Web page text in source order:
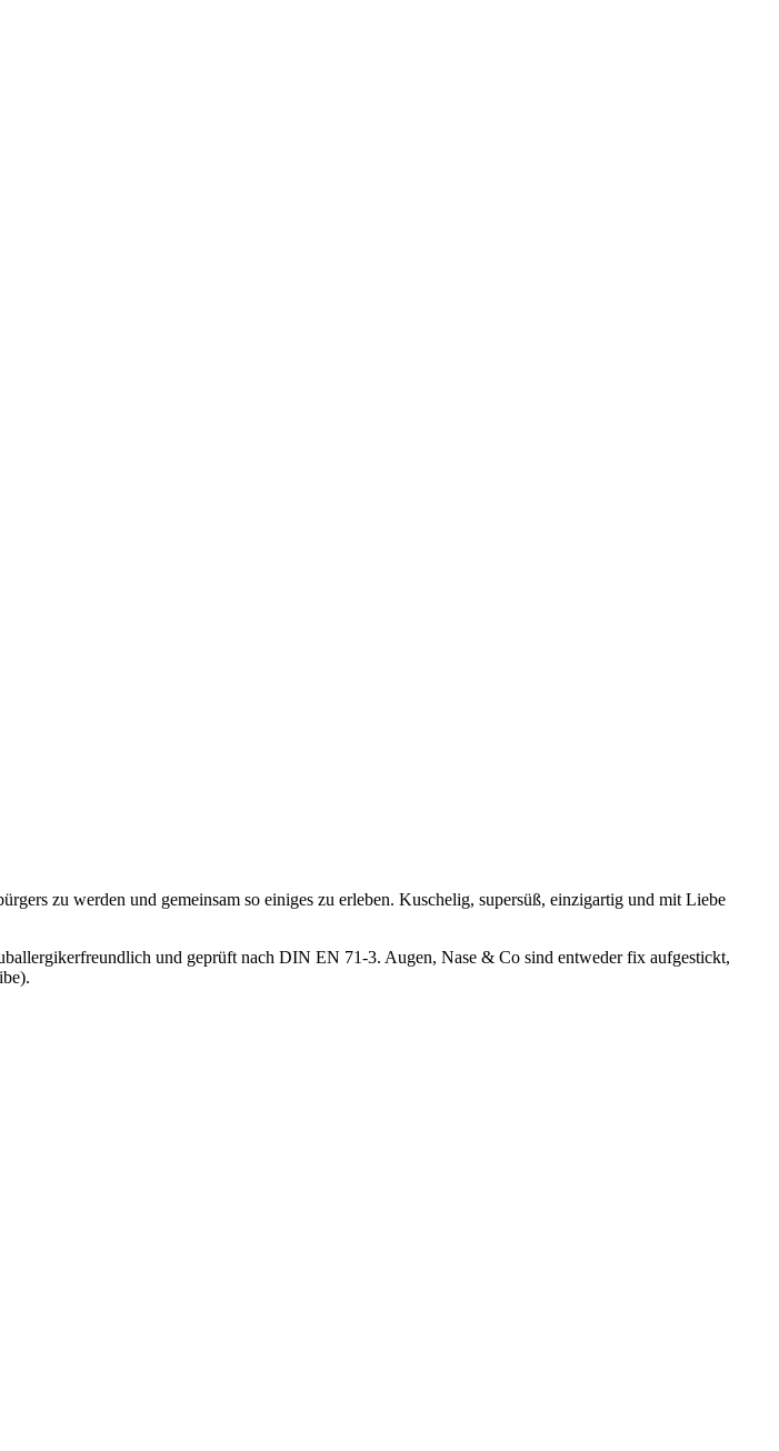
zu werden und gemeinsam so einiges zu erleben. Kuschelig, supersüß, einzigartig und mit Liebe
und geprüft nach DIN EN 71-3. Augen, Nase & Co sind entweder fix aufgestickt,